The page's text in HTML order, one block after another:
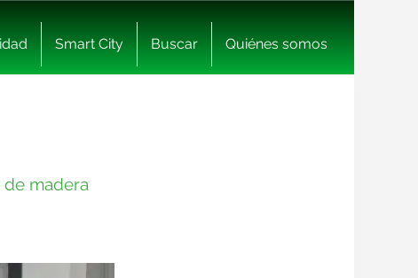
Smart City Buscar Quiénes somos
de madera